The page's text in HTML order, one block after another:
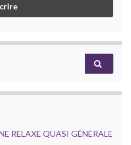
RELAXE QUASI GÉNÉRALE